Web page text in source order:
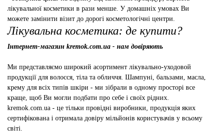
лікувальної косметики в рази менше. У домашніх умовах Ви
можете замінити візит до дорогі косметологічні центри.
Лікувальна косметика: де купити?
Інтернет-магазин kremok.com.ua - нам довіряють
Ми представляємо широкий асортимент лікувально-уходовой
продукції для волосся, тіла та обличчя. Шампуні, бальзами, масла,
крему для всіх типів шкіри - ми зібрали в одному просторі все
краще, щоб Ви могли подбати про себе і своїх рідних.
kremok.com.ua - це тільки провідні виробники, продукція яких
сертифікована і отримала довіру мільйонів користувачів у всьому
світі.